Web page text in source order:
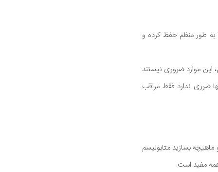
طور منظم حفظ کرده و
این موارد ضروری نیستند
ضرری ندارد فقط مراقب
بسازید متابولیسم
مفید است.